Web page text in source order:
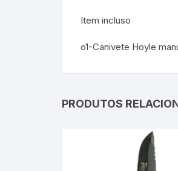
Item incluso
o1-Canivete Hoyle
PRODUTOS